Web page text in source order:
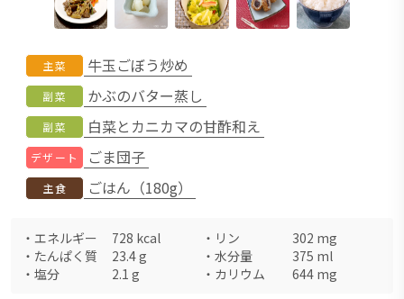
主菜 牛玉ごぼう炒め
副菜 かぶのバター蒸し
副菜 白菜とカニカマの甘酢和え
デザート ごま団子
主食 ごはん（180g）
・ エネルギー 728 kcal ・ リン 302 mg
・ たんぱく質 23.4g ・ 水分量 375 ml
・ 塩分 2.1 g ・ カリウム 644 mg